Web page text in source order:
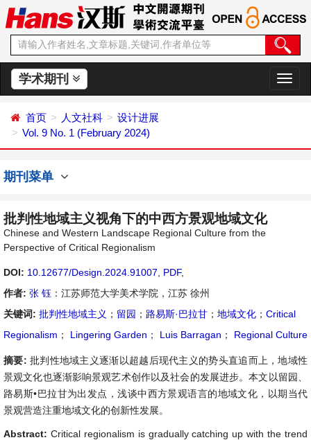
学术期刊
切
换
首页 人文社科
设计进展
Vol. 9 No. 1 (February 2024)
期刊菜单
批判性地域主义视角下的中西方景观地域文化
Chinese and Western Landscape Regional Culture from the
Perspective of Critical Regionalism
DOI: 10.12677/Design.2024.91007 PDF,
作者: 张 钰 ：江苏师范大学美术学院，江苏 徐州
关键词: 批判性地域主义 ； 留园 ； 路易斯·巴拉甘 ； 地域文化 ； Critical
Regionalism ； Lingering Garden ； Luis Barragan ； Regional Culture
摘要: 批判性地域主义逐渐以超越后现代主义的势头直追而上，地域性
景观文化也逐渐影响景观艺术创作以及社会的发展进步。本文以留园、
路易斯•巴拉甘为出发点，浅谈中西方景观语言的地域文化，以期当代
景观营造注重地域文化的创新性发展。
Abstract: Critical regionalism is gradually catching up with the trend